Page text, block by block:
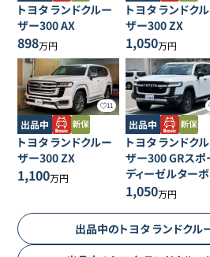
トヨタランドクルー
ザー300AX
898万円
トヨタランドク
ザー300ZX
1,050万円
11
出品中
トヨタランドクルー
ザー300ZX
1,100万円
出品中
トヨタランドク
ザー300GRスポ
ディーゼルターボ
1,050万円
出品中のトヨタランドクル